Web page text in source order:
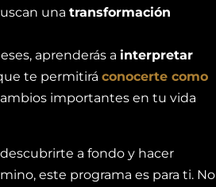
una transformación
aprenderás a interpretar
te permitirá conocerte como
importantes en tu vida
a fondo y hacer
este programa es para ti. No